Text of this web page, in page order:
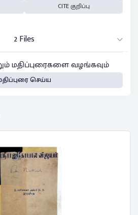
CITE குறிப்பு
2 Files
மதிப்புரைகளை வழங்கவும்
செய்ய